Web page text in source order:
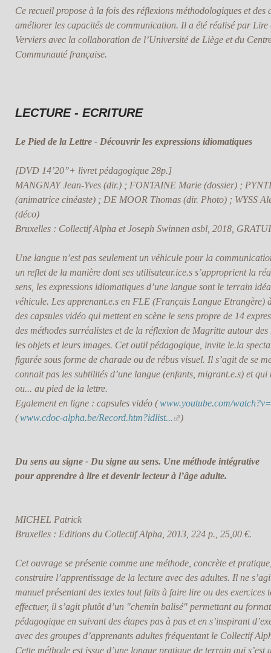
Ce recueil propose à la fois des réflexions méthodologiques et des
améliorer les capacités de communication. Il a été réalisé par Lire
Verviers avec la collaboration de l’Université de Liège et du
Communauté française.
LECTURE - ECRITURE
Le Pied de la Lettre - Découvrir les expressions idiomatiques
[DVD 14’20’’+ livret pédagogique 28p.]
MANGNAY Jean-Yves (dir.) ; FONTAINE Marie (dossier) ;
(animatrice cinéaste) ; DE MOOR Thomas (dir. Photo) ; WYSS
(déco)
Bruxelles : Collectif Alpha et Joseph Swinnen asbl, 2018,
Une langue n’est pas seulement un véhicule pour la
un reflet de la manière dont ses utilisateur.ice.s s’approprient la
sens, les expressions idiomatiques d’une langue sont le terrain
véhicule. Les apprenant.e.s en FLE (Français Langue Etrangère)
des capsules vidéo qui mettent en scène le sens propre de 14
des méthodes surréalistes et de la réflexion de Magritte autour
les objets et leurs images. Cet outil pédagogique, invite le.la
figurée sous forme de charade ou de rébus visuel. Il s’agit de se
connait pas les subtilités d’une langue (enfants, migrant.e.s) et
ou... au pied de la lettre.
Egalement en ligne : capsules vidéo ( www.youtube.com/
( www.cdoc-alpha.be/Record.htm?idlist... )
Du sens au signe - Du signe au sens. Une méthode intégrative
pour apprendre à lire et devenir lecteur à l’âge adulte.
MICHEL Patrick
Bruxelles : Editions du Collectif Alpha, 2013, 224 p., 25,00 €.
Cet ouvrage se présente comme une méthode, concrète et
construire l’apprentissage de la lecture avec des adultes. Il ne
manuel présentant des textes tout faits à faire lire ou des exercices
effectuer, il s’agit plutôt d’un "chemin balisé" permettant au
pédagogique en suivant des étapes pas à pas et en s’inspirant
avec des groupes d’apprenants adultes fréquentant le Collectif
Cette méthode est issue d’une longue pratique de terrain qui